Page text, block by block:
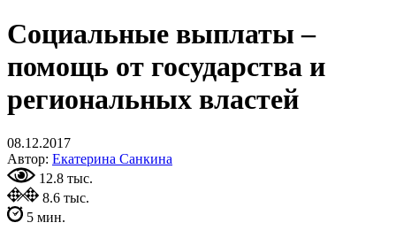
Социальные выплаты –
помощь от государства и
региональных властей
08.12.2017
Автор: Екатерина Санкина
12.8 тыс.
8.6 тыс.
5 мин.